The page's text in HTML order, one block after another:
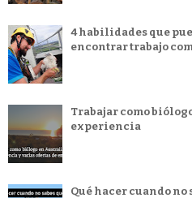
4 habilidades que
encontrar trabajo
Trabajar como
experiencia
Qué hacer cuando no